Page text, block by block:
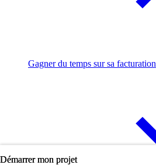
Gagner du temps sur sa facturation
Démarrer mon projet
Démarrer mon projet